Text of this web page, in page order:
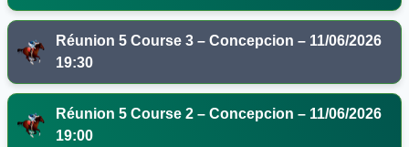
Réunion 5 Course 3 – Concepcion – 11/06/2026
19:30
Réunion 5 Course 2 – Concepcion – 11/06/2026
19:00